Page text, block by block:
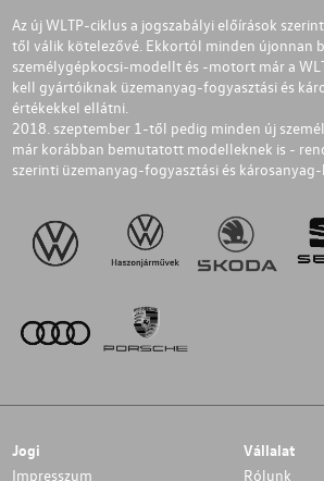
Az új WLTP-ciklus a jogszabályi előírások
től válik kötelezővé. Ekkortól minden újonnan
személygépkocsi-modellt és -motort már a
kell gyártóiknak üzemanyag-fogyasztási és
értékekkel ellátni.
2018. szeptember 1-től pedig minden új
már korábban bemutatott modelleknek is -
szerinti üzemanyag-fogyasztási és
Jogi
Impresszum
Vállalat
Rólunk